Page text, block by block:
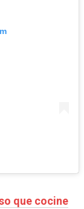
que cocine